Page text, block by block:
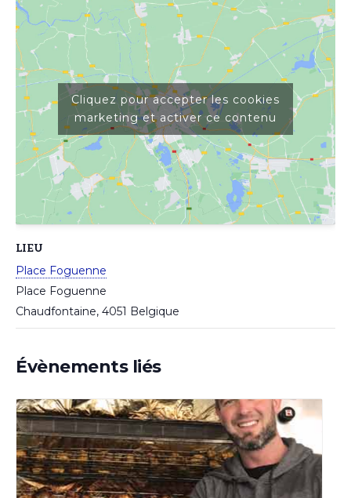
LIEU
Place Foguenne
Place Foguenne
Chaudfontaine, 4051 Belgique
Cliquez pour accepter les cookies
marketing et activer ce contenu
Évènements liés